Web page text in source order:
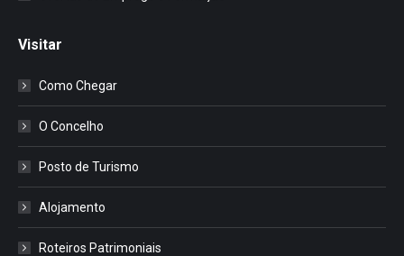
Visitar
Como Chegar
O Concelho
Posto de Turismo
Alojamento
Roteiros Patrimoniais